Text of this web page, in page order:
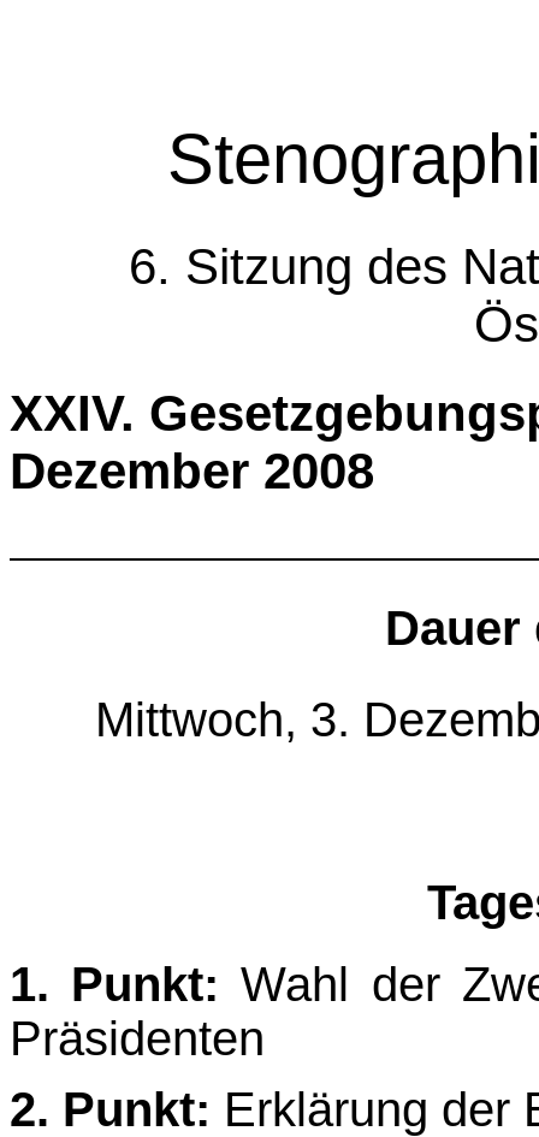
6. Sitzung des
XXIV.
Dezember 2008
Dauer
Mittwoch, 3.
1. Punkt: Wahl der
Präsidenten
2. Punkt: Erklärung der